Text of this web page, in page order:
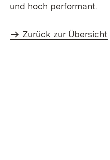
und hoch performant.
Zurück zur Übersicht